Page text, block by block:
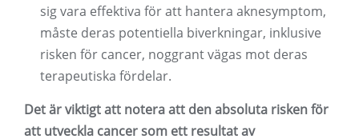
sig vara effektiva för att hantera aknesymptom,
måste deras potentiella biverkningar, inklusive
risken för cancer, noggrant vägas mot deras
terapeutiska fördelar.
Det är viktigt att notera att den absoluta risken för
att utveckla cancer som ett resultat av